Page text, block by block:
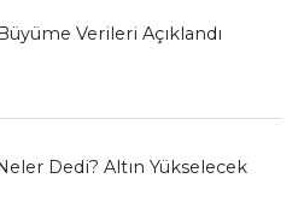
Verileri Açıklandı
Dedi? Altın Yükselecek